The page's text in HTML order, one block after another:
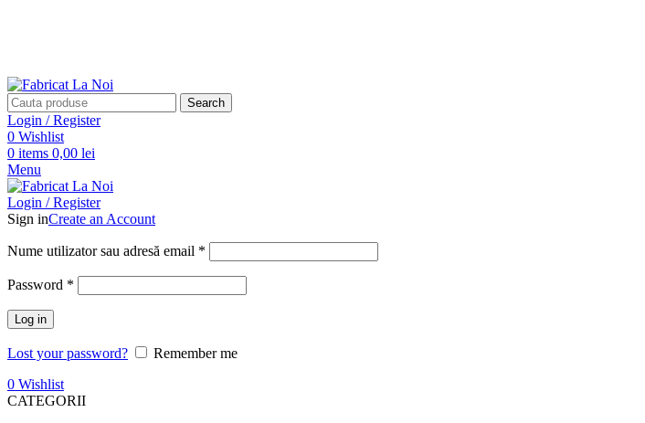
Search
Login / Register
0 Wishlist
0 items 0,00 lei
Menu
Login / Register
Sign inCreate an Account
Nume utilizator sau adresă email *
Password *
Log in
Lost your password?
Remember me
0 Wishlist
CATEGORII